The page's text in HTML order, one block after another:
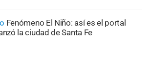
Fenómeno El Niño: así es el portal
la ciudad de Santa Fe